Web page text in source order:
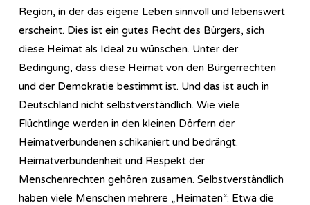
Region, in der das eigene Leben sinnvoll und lebenswert
erscheint. Dies ist ein gutes Recht des Bürgers, sich
diese Heimat als Ideal zu wünschen. Unter der
Bedingung, dass diese Heimat von den Bürgerrechten
und der Demokratie bestimmt ist. Und das ist auch in
Deutschland nicht selbstverständlich. Wie viele
Flüchtlinge werden in den kleinen Dörfern der
Heimatverbundenen schikaniert und bedrängt.
Heimatverbundenheit und Respekt der
Menschenrechten gehören zusamen. Selbstverständlich
haben viele Menschen mehrere „Heimaten“: Etwa die